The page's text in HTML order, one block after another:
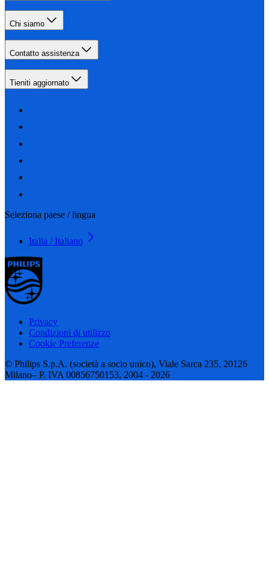
Chi siamo
Contatto assistenza
Tieniti aggiornato
Seleziona paese / lingua
Italia / Italiano
Privacy
Condizioni di utilizzo
Cookie Preferenze
© Philips S.p.A. (società a socio unico), Viale Sarca 235, 20126
Milano– P. IVA 00856750153, 2004 - 2026